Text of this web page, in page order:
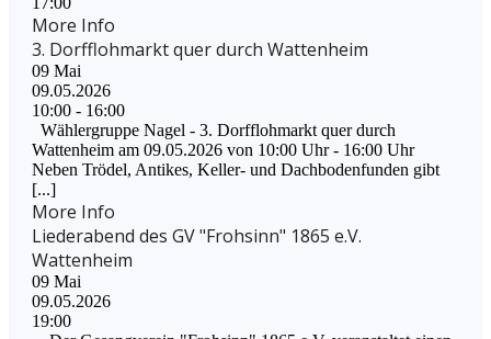
More Info
3. Dorfflohmarkt quer durch Wattenheim
09 Mai
09.05.2026
10:00 - 16:00
Wählergruppe Nagel - 3. Dorfflohmarkt quer durch
Wattenheim am 09.05.2026 von 10:00 Uhr - 16:00 Uhr
Neben Trödel, Antikes, Keller- und Dachbodenfunden gibt
[...]
More Info
Liederabend des GV "Frohsinn" 1865 e.V.
Wattenheim
09 Mai
09.05.2026
19:00